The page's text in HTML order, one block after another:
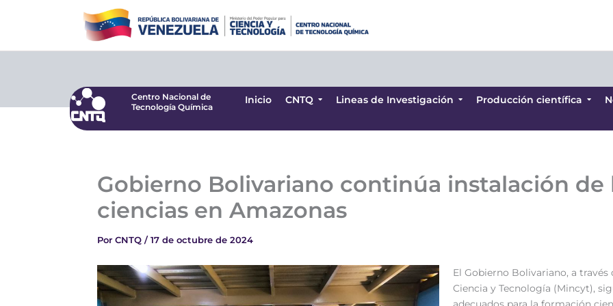
Tecnología Química
CNTQ
Centro Nacional de
Tecnología Química
Inicio CNTQ Lineas de Investigación Producción científica
Gobierno Bolivariano continúa instalación de
ciencias en Amazonas
Por CNTQ /17 de octubre de 2024
El Gobierno Bolivariano, a
Ciencia y Tecnología (Mincyt),